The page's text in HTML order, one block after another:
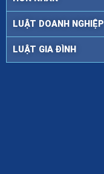
LUẬT DOANH NGHIỆP
LUẬT GIA ĐÌNH